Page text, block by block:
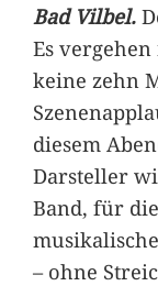
Bad Vilbel.
Es
keine zehn
diesem
Darsteller
Band, für
– ohne